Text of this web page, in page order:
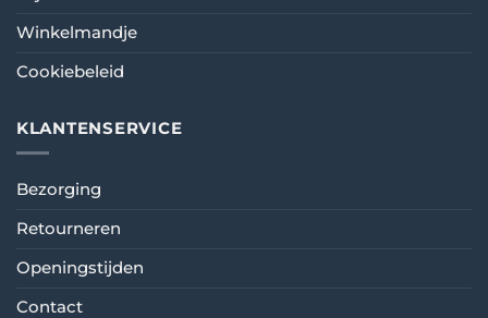
Winkelmandje
Cookiebeleid
KLANTENSERVICE
Bezorging
Retourneren
Openingstijden
Contact